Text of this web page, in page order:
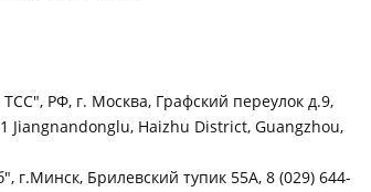
РФ, г. Москва, Графский переулок д.9,
Jiangnandonglu, Haizhu District, Guangzhou,
г.Минск, Брилевский тупик 55А, 8 (029) 644-